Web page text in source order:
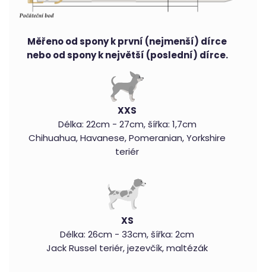
Měřeno od spony k první (nejmenší) dírce
nebo od spony k největší (poslední) dírce.
XXS
Délka: 22cm - 27cm, šířka: 1,7cm
Chihuahua, Havanese, Pomeranian, Yorkshire
teriér
XS
Délka: 26cm - 33cm, šířka: 2cm
Jack Russel teriér, jezevčík, maltézák